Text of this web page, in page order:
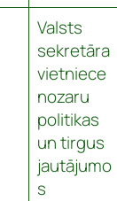
Valsts
sekretāra
vietniece
nozaru
politikas
un tirgus
jautājumo
s